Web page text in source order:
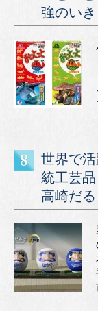
強のいき
世界で
統工芸
高崎だ